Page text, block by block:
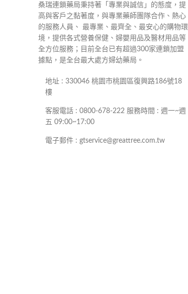
桑瑞連鎖藥局秉持著「專業與誠信」的態度，提
高與客戶之黏著度，與專業藥師團隊合作、熱心
的服務人員、 最專業、最齊全、最安心的購物環
境，提供各式營養保健、婦嬰用品及醫材用品等
全方位服務；目前全台已有超過300家連鎖加盟
據點，是全台最大處方婦幼藥局。
地址 : 330046 桃園市桃園區復興路186號18
樓
客服電話 : 0800-678-222 服務時間 : 週一~週
五 09:00~17:00
電子郵件 : gtservice@greattree.com.tw